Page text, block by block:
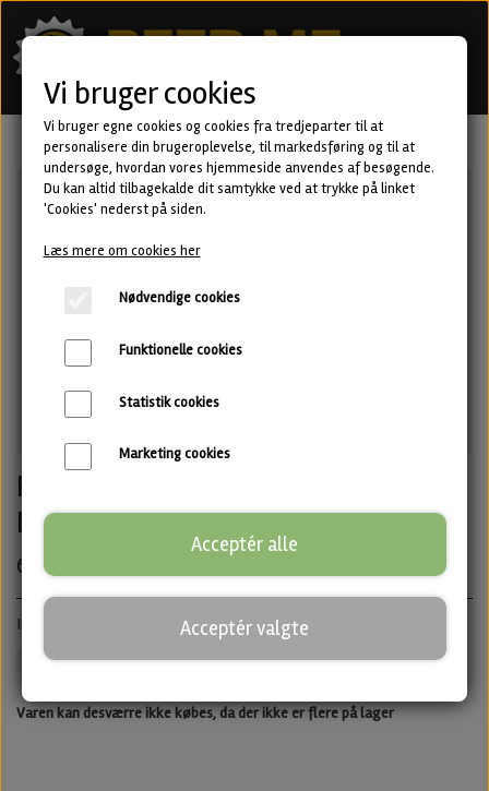
Rosetta - Imperial Stout fra Attik
Brewing
65,00 kr.
Imperial Stout · ABV: 11% · Dåse: 44 cl.
Attik Brewing Stout Untappd
Varen kan desværre ikke købes, da der ikke er flere på lager
Vi bruger cookies
Vi bruger egne cookies og cookies fra tredjeparter til at
personalisere din brugeroplevelse, til markedsføring og til at
undersøge, hvordan vores hjemmeside anvendes af besøgende.
Du kan altid tilbagekalde dit samtykke ved at trykke på linket
'Cookies' nederst på siden.
Læs mere om cookies her
Nødvendige cookies
Funktionelle cookies
Statistik cookies
Marketing cookies
Acceptér alle
Acceptér valgte